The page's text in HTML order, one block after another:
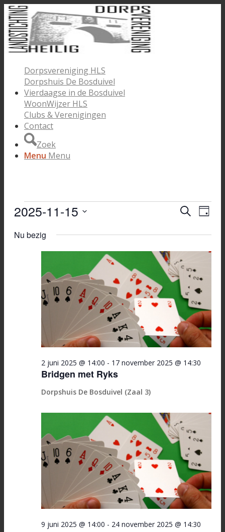
Dorpsvereniging HLS
Dorpshuis De Bosduivel
Vierdaagse in de Bosduivel
WoonWijzer HLS
Clubs & Verenigingen
Contact
Zoek
Menu Menu
Evenementen
15
2025
Zoeken
Dag
2025-11-15
een
Nu bezig
Bridgen met Ryks
2 juni 2025 @ 14:00 - 17 november 2025 @ 14:30
Dorpshuis De Bosduivel (Zaal 3)
9 juni 2025 @ 14:00 - 24 november 2025 @ 14:30